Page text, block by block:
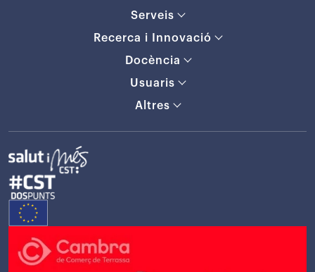
Serveis
Recerca i Innovació
Docència
Usuaris
Altres